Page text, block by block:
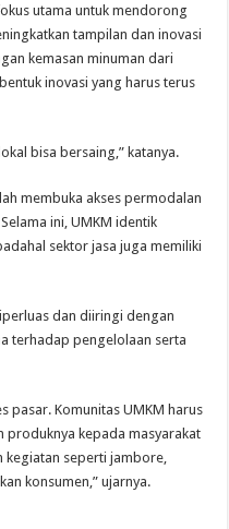
utama untuk mendorong
tampilan dan inovasi
kemasan minuman dari
inovasi yang harus terus
bisa bersaing,” katanya.
membuka akses permodalan
ini, UMKM identik
sektor jasa juga memiliki
dan diiringi dengan
terhadap pengelolaan serta
pasar. Komunitas UMKM harus
produknya kepada masyarakat
kegiatan seperti jambore,
konsumen,” ujarnya.